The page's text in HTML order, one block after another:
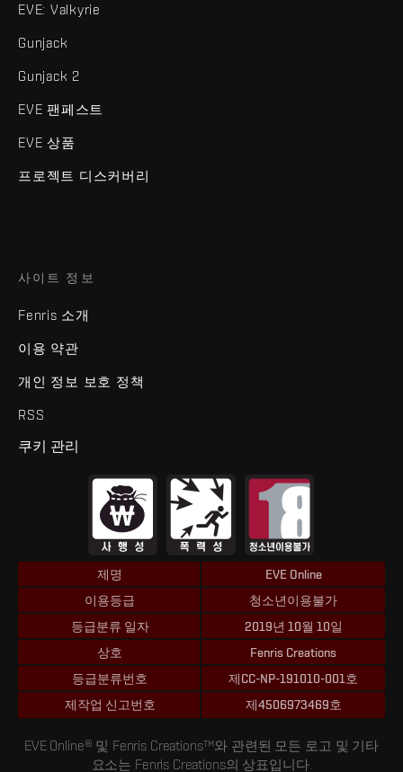
EVE: Valkyrie
Gunjack
Gunjack 2
EVE 팬페스트
EVE 상품
프로젝트 디스커버리
사이트 정보
Fenris 소개
이용 약관
개인 정보 보호 정책
RSS
쿠키 관리
제명
EVE Online
이용등급
청소년이용불가
등급분류 일자
2019년 10월 10일
상호
Fenris Creations
등급분류번호
제CC-NP-191010-001호
제작업 신고번호
제4506973469호
EVE Online® 및 Fenris Creations™와 관련된 모든 로고 및 기타
요소는 Fenris Creations의 상표입니다.